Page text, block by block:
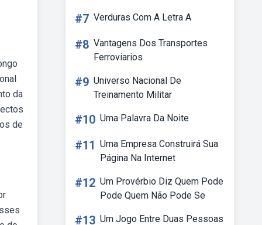
da
de
#7 Verduras Com A Letra A
#8 Vantagens Dos Transportes
Ferroviarios
#9 Universo Nacional De
Treinamento Militar
#10 Uma Palavra Da Noite
#11 Uma Empresa Construirá Sua
Página Na Internet
#12 Um Provérbio Diz Quem Pode
Pode Quem Não Pode Se
#13 Um Jogo Entre Duas Pessoas